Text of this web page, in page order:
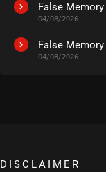
False
04/08/2026
False
04/08/2026
DISCLAIMER